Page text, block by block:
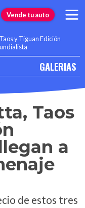
Vende tu auto
y Tiguan Edición
GALERIAS
Taos
a
de estos tres